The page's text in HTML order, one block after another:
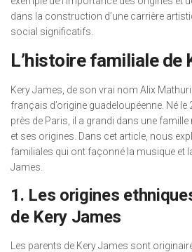
dans la construction d’une carrière
social significatifs.
L’histoire familiale de
Kery James, de son vrai nom Alix
français d’origine guadeloupéenne. Né le
près de Paris, il a grandi dans une
et ses origines. Dans cet article, nous
familiales qui ont façonné la musique et
James.
1. Les origines
de Kery James
Les parents de Kery James sont